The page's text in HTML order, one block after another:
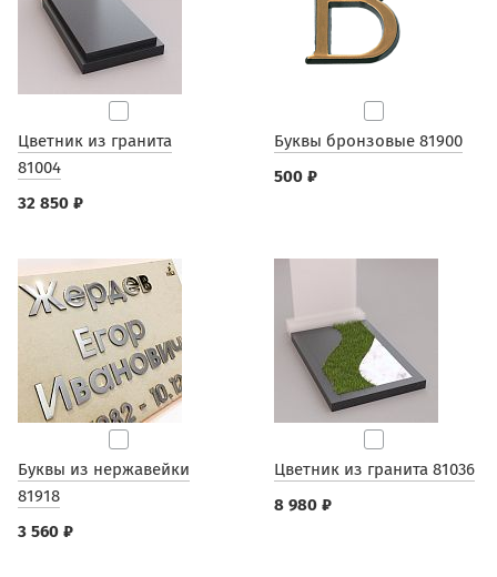
Цветник из гранита
81004
32 850 ₽
Буквы бронзовые 81900
500 ₽
Буквы из нержавейки
81918
3 560 ₽
Цветник из гранита 81036
8 980 ₽